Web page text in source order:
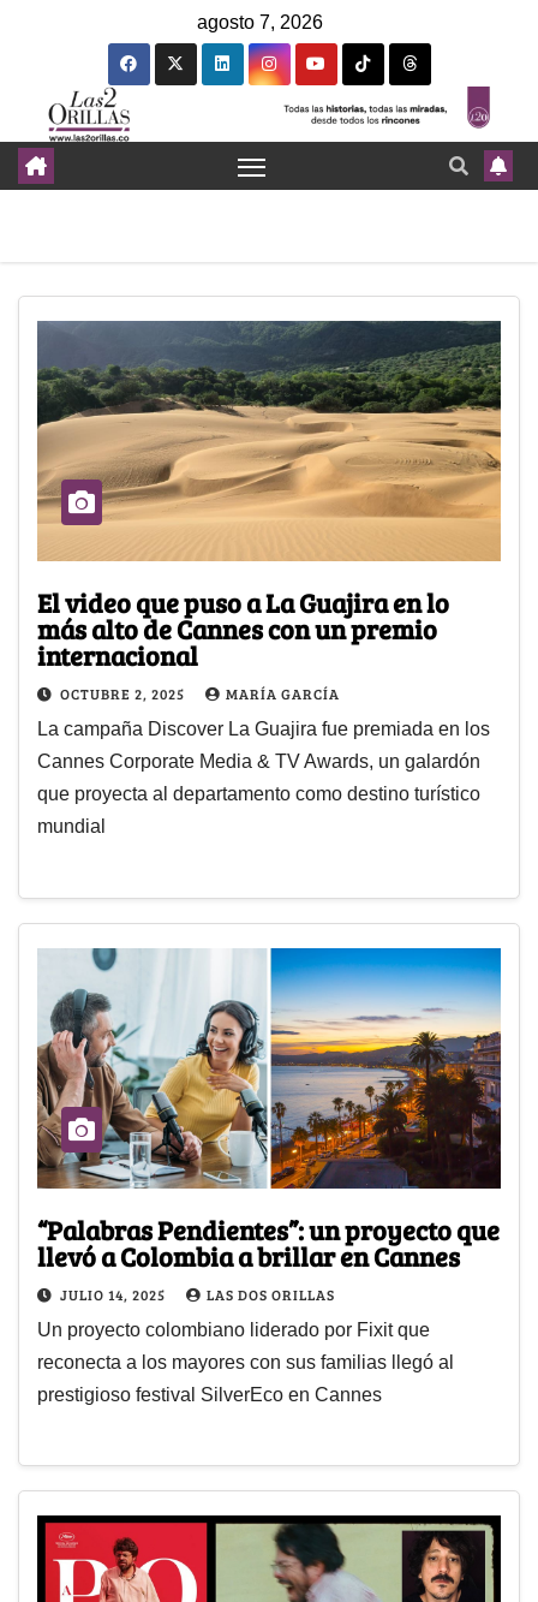
agosto 7, 2026
El video que puso a La Guajira en lo
más alto de Cannes con un premio
internacional
OCTUBRE 2, 2025 MARÍA GARCÍA
La campaña Discover La Guajira fue premiada en los
Cannes Corporate Media & TV Awards, un galardón
que proyecta al departamento como destino turístico
mundial
“Palabras Pendientes”: un proyecto que
llevó a Colombia a brillar en Cannes
JULIO 14, 2025 LAS DOS ORILLAS
Un proyecto colombiano liderado por Fixit que
reconecta a los mayores con sus familias llegó al
prestigioso festival SilverEco en Cannes